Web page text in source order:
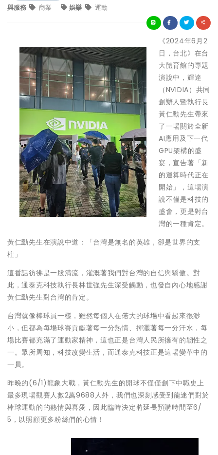
與服務 商業 娛樂 運動
《2024年6月2
日，台北》在台
大體育館的專題
演說中，輝達
（NVIDIA）共同
創辦人暨執行長
黃仁勳先生帶來
了一場關於全新
AI應用及下一代
GPU架構的盛
宴，宣告著「新
的運算時代正在
開始」，這場演
說不僅是科技的
盛會，更是對台
灣的一種肯定。
黃仁勳先生在演說中道：「台灣是無名的英雄，卻是世界的支
柱」
這番話彷彿是一股清流，灌溉著我們對台灣的自信與驕傲。對
此，通泰克科技執行長林世強先生深受觸動，也發自內心地感謝
黃仁勳先生對台灣的肯定。
台灣就像棒球員一樣，雖然每個人在偌大的球場中看起來很渺
小，但都為每場球賽貢獻著每一分熱情、揮灑著每一分汗水，每
場比賽都充滿了運動家精神，這也正是台灣人民所擁有的韌性之
一。眾所周知，科技改變生活，而通泰克科技正是這場變革中的
一員。
昨晚的(6/1)龍象大戰，黃仁勳先生的開球不僅僅創下中職史上
最多現場觀賽人數2萬9688人外，我們也深刻感受到龍迷們對於
棒球運動的的熱情與喜愛，因此臨時決定將延長預購時間至6/
5，以照顧更多粉絲們的心情！